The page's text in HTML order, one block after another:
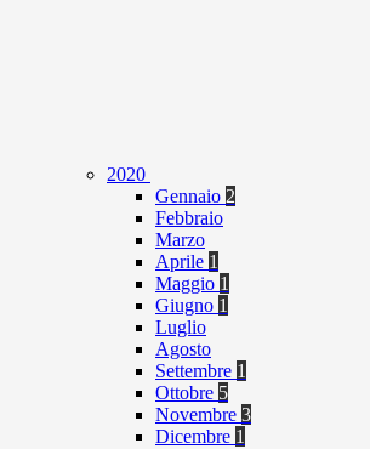
2020
Gennaio 2
Febbraio
Marzo
Aprile 1
Maggio 1
Giugno 1
Luglio
Agosto
Settembre 1
Ottobre 5
Novembre 3
Dicembre 1